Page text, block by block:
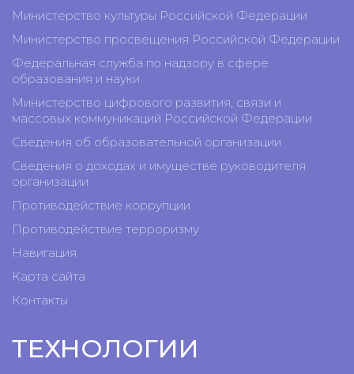
Министерство культуры Российской Федерации
Министерство просвещения Российской Федерации
Федеральная служба по надзору в сфере
образования и науки
Министерство цифрового развития, связи и
массовых коммуникаций Российской Федерации
Сведения об образовательной организации
Сведения о доходах и имуществе руководителя
организации
Противодействие коррупции
Противодействие терроризму
Навигация
Карта сайта
Контакты
ТЕХНОЛОГИИ